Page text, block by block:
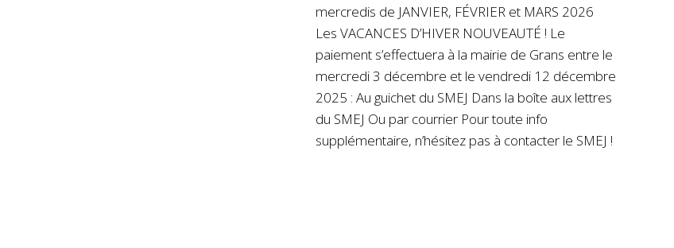
mercredis de JANVIER, FÉVRIER et MARS 2026
Les VACANCES D’HIVER NOUVEAUTÉ ! Le
paiement s’effectuera à la mairie de Grans entre le
mercredi 3 décembre et le vendredi 12 décembre
2025 : Au guichet du SMEJ Dans la boîte aux lettres
du SMEJ Ou par courrier Pour toute info
supplémentaire, n’hésitez pas à contacter le SMEJ !